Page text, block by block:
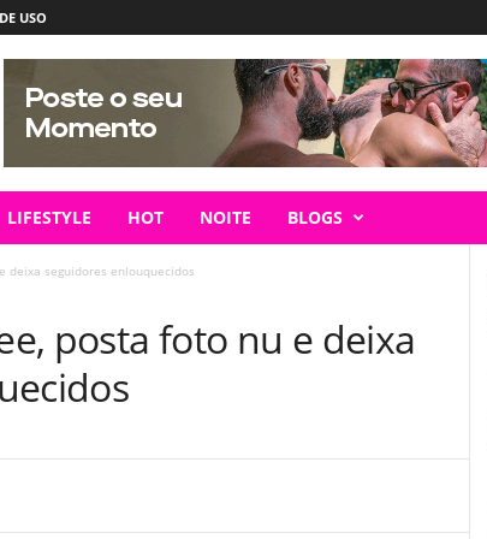
USO
LIFESTYLE HOT NOITE BLOGS
deixa seguidores enlouquecidos
posta foto nu e deixa